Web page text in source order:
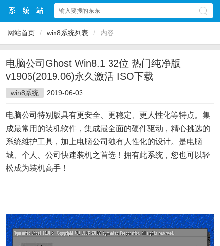
网站首页 / win8系统列表 / 内容
电脑公司Ghost Win8.1 32位 热门纯净版
v1906(2019.06)永久激活 ISO下载
win8系统 2019-06-03
电脑公司特别版具有更安全、更稳定、更人性化等特点。集
成最常用的装机软件，集成最全面的硬件驱动，精心挑选的
系统维护工具，加上电脑公司独有人性化的设计。是电脑
城、个人、公司快速装机之首选！拥有此系统，您也可以轻
松成为装机高手！